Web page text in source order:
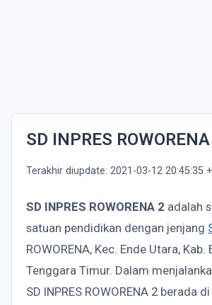
SD INPRES
Terakhir diupdate: 2021-03-12 20:45:35
SD INPRES ROWORENA 2 adalah
satuan pendidikan dengan jenjang
ROWORENA, Kec. Ende Utara, Kab.
Tenggara Timur. Dalam
SD INPRES ROWORENA 2 berada